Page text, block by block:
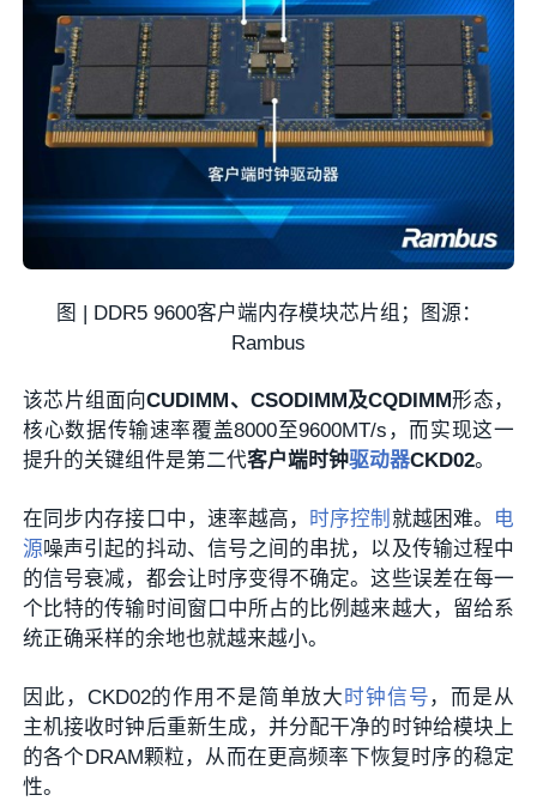
图 | DDR5 9600客户端内存模块芯片组；图源：
Rambus
该芯片组面向CUDIMM、CSODIMM及CQDIMM形态，
核心数据传输速率覆盖8000至9600MT/s，而实现这一
提升的关键组件是第二代客户端时钟驱动器CKD02。
在同步内存接口中，速率越高， 时序控制 就越困难。
电
源噪声引起的抖动、信号之间的串扰，以及传输过程中
的信号衰减，都会让时序变得不确定。这些误差在每一
个比特的传输时间窗口中所占的比例越来越大，留给系
统正确采样的余地也就越来越小。
因此，CKD02的作用不是简单放大时钟信号 ，而是从
主机接收时钟后重新生成，并分配干净的时钟给模块上
的各个DRAM颗粒，从而在更高频率下恢复时序的稳定
性。